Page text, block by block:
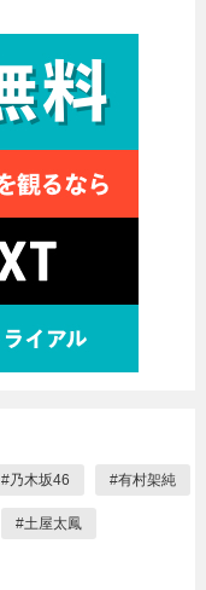
#乃木坂46 #有村架純
#土屋太鳳